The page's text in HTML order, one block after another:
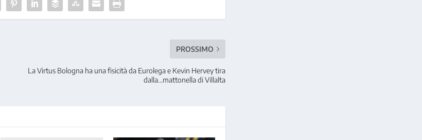
PROSSIMO
La Virtus Bologna ha una fisicità da Eurolega e Kevin Hervey tira
dalla…mattonella di Villalta